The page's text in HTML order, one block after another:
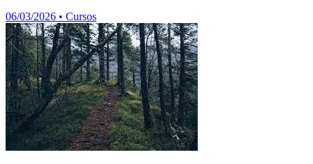
06/03/2026 • Cursos